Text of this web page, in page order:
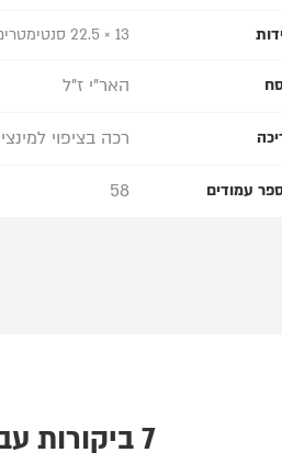
13 × 22.5 סנטימטרים
האר"י ז"ל
רכה בציפוי
עמודים 58
7 ביקורות עבור